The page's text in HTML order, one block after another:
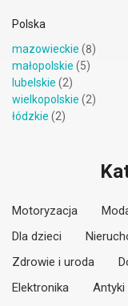
Polska
mazowieckie (8)
małopolskie (5)
lubelskie (2)
wielkopolskie (2)
łódzkie (2)
Motoryzacja
Dla dzieci
Zdrowie i uroda
Elektronika
Antyki